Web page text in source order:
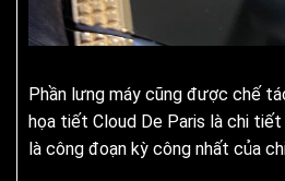
Phần lưng máy cũng được chế
họa tiết Cloud De Paris là chi
là công đoạn kỳ công nhất của